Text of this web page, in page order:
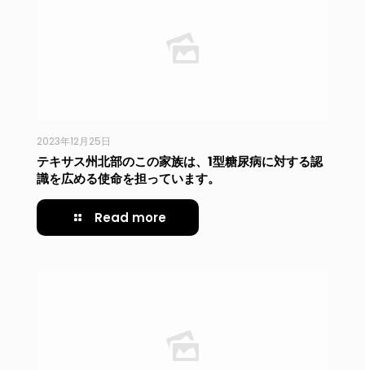
2023年12月25日
テキサス州北部のこの家族は、1型糖尿病に対する認
識を広める使命を担っています。
Read more